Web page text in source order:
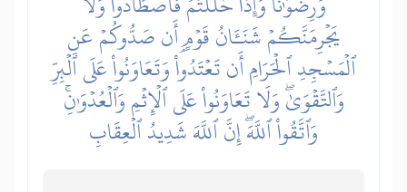
يَجۡرِمَنَّكُمۡ شَنَـَٔانُ قَوۡمٍ أَن صَدُّوكُمۡ عَنِ
ٱلۡمَسۡجِدِ ٱلۡحَرَامِ أَن تَعۡتَدُواْۘ وَتَعَاوَنُواْ عَلَى ٱلۡبِرِّ
وَٱلتَّقۡوَىٰۖ وَلَا تَعَاوَنُواْ عَلَى ٱلۡإِثۡمِ وَٱلۡعُدۡوَٰنِۚ
وَٱتَّقُواْ ٱللَّهَۖ إِنَّ ٱللَّهَ شَدِيدُ ٱلۡعِقَابِ